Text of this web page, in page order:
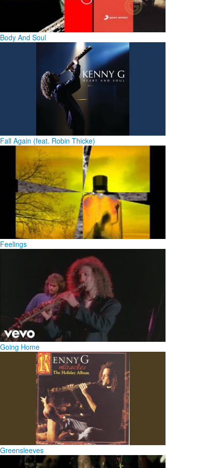
Body And Soul
Fall Again (feat. Robin Thicke)
Feelings
Going Home
Greensleeves